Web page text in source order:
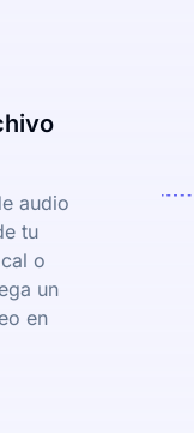
audio
tu
o
un
en